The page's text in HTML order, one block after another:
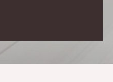
op een evenement